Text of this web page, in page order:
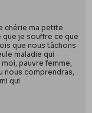
chérie ma petite
je souffre ce que
que nous tâchons
maladie qui
moi, pauvre femme,
nous comprendras,
qui